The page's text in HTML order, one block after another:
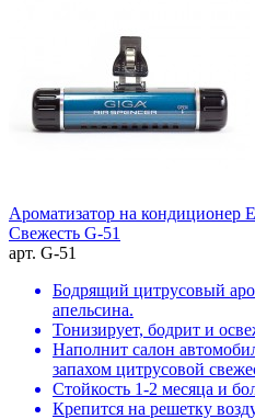
Ароматизатор на кондиционер
Свежесть G-51
арт. G-51
Бодрящий цитрусовый
апельсина.
Тонизирует, бодрит и
Наполнит салон
запахом цитрусовой
Стойкость 1-2 месяца и
Крепится на решетку